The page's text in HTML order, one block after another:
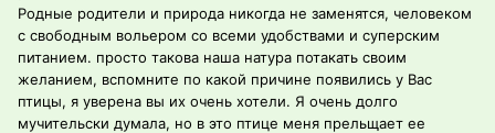
Родные родители и природа никогда не заменятся, человеком
с свободным вольером со всеми удобствами и суперским
питанием. просто такова наша натура потакать своим
желанием, вспомните по какой причине появились у Вас
птицы, я уверена вы их очень хотели. Я очень долго
мучительски думала, но в это птице меня прельщает ее